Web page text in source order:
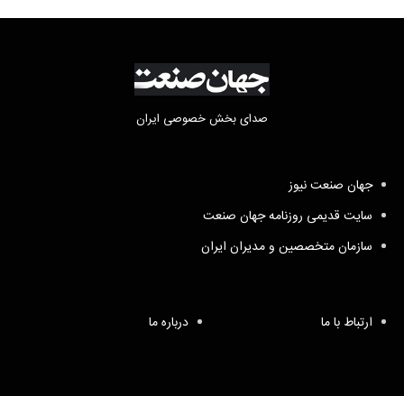
صدای بخش خصوصی ایران
جهان صنعت نیوز
سایت قدیمی روزنامه جهان صنعت
سازمان متخصصین و مدیران ایران
ارتباط با ما درباره ما